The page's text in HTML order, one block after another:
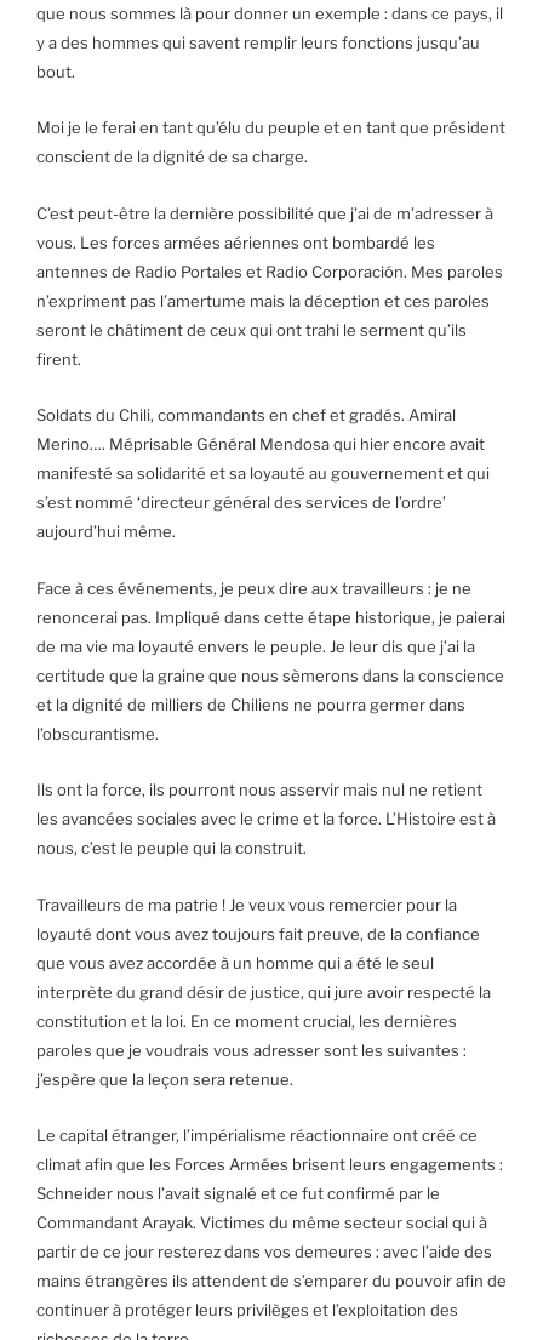
que nous sommes là pour donner un exemple : dans ce pays, il
y a des hommes qui savent remplir leurs fonctions jusqu’au
bout.
Moi je le ferai en tant qu’élu du peuple et en tant que président
conscient de la dignité de sa charge.
C’est peut-être la dernière possibilité que j’ai de m’adresser à
vous. Les forces armées aériennes ont bombardé les
antennes de Radio Portales et Radio Corporación. Mes paroles
n’expriment pas l’amertume mais la déception et ces paroles
seront le châtiment de ceux qui ont trahi le serment qu’ils
firent.
Soldats du Chili, commandants en chef et gradés. Amiral
Merino…. Méprisable Général Mendosa qui hier encore avait
manifesté sa solidarité et sa loyauté au gouvernement et qui
s’est nommé ‘directeur général des services de l’ordre’
aujourd’hui même.
Face à ces événements, je peux dire aux travailleurs : je ne
renoncerai pas. Impliqué dans cette étape historique, je paierai
de ma vie ma loyauté envers le peuple. Je leur dis que j’ai la
certitude que la graine que nous sèmerons dans la conscience
et la dignité de milliers de Chiliens ne pourra germer dans
l’obscurantisme.
Ils ont la force, ils pourront nous asservir mais nul ne retient
les avancées sociales avec le crime et la force. L’Histoire est à
nous, c’est le peuple qui la construit.
Travailleurs de ma patrie ! Je veux vous remercier pour la
loyauté dont vous avez toujours fait preuve, de la confiance
que vous avez accordée à un homme qui a été le seul
interprète du grand désir de justice, qui jure avoir respecté la
constitution et la loi. En ce moment crucial, les dernières
paroles que je voudrais vous adresser sont les suivantes :
j’espère que la leçon sera retenue.
Le capital étranger, l’impérialisme réactionnaire ont créé ce
climat afin que les Forces Armées brisent leurs engagements :
Schneider nous l’avait signalé et ce fut confirmé par le
Commandant Arayak. Victimes du même secteur social qui à
partir de ce jour resterez dans vos demeures : avec l’aide des
mains étrangères ils attendent de s’emparer du pouvoir afin de
continuer à protéger leurs privilèges et l’exploitation des